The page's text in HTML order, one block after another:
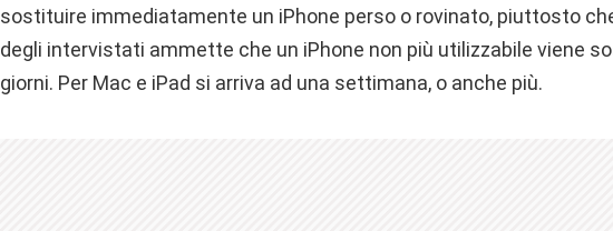
sostituire immediatamente un iPhone perso o rovinato, piuttosto che
degli intervistati ammette che un iPhone non più utilizzabile viene
giorni. Per Mac e iPad si arriva ad una settimana, o anche più.